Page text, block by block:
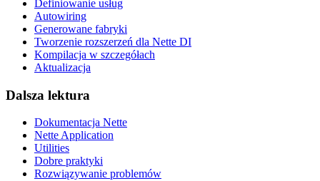
Znalazłeś/aś problem na tej stronie?
Pokaż na GitHubie
Zgłoś problem z tą stroną na GitHubie
Definiowanie usług
Autowiring
Generowane fabryki
Tworzenie rozszerzeń dla Nette DI
Kompilacja w szczegółach
Aktualizacja
Dalsza lektura
Dokumentacja Nette
Nette Application
Utilities
Dobre praktyki
Rozwiązywanie problemów